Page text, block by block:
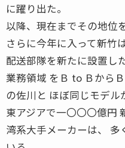
に躍り出た。
以降、現在までその地位
さらに今年に入って新竹
配送部隊を新たに設置した
業務領域 をＢ to Ｂから
の佐川と ほぼ同じモデル
東アジアで一〇〇〇億円
湾系大手メーカーは、